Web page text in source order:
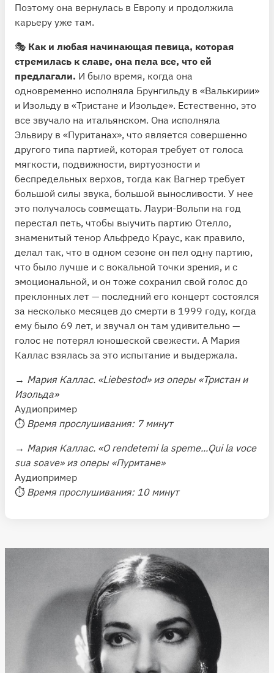
Поэтому она вернулась в Европу и продолжила
карьеру уже там.
🎭 Как и любая начинающая певица, которая
стремилась к славе, она пела все, что ей
предлагали. И было время, когда она
одновременно исполняла Брунгильду в «Валькирии»
и Изольду в «Тристане и Изольде». Естественно, это
все звучало на итальянском. Она исполняла
Эльвиру в «Пуританах», что является совершенно
другого типа партией, которая требует от голоса
мягкости, подвижности, виртуозности и
беспредельных верхов, тогда как Вагнер требует
большой силы звука, большой выносливости. У нее
это получалось совмещать. Лаури-Вольпи на год
перестал петь, чтобы выучить партию Отелло,
знаменитый тенор Альфредо Краус, как правило,
делал так, что в одном сезоне он пел одну партию,
что было лучше и с вокальной точки зрения, и с
эмоциональной, и он тоже сохранил свой голос до
преклонных лет — последний его концерт состоялся
за несколько месяцев до смерти в 1999 году, когда
ему было 69 лет, и звучал он там удивительно —
голос не потерял юношеской свежести. А Мария
Каллас взялась за это испытание и выдержала.
→ Мария Каллас. «Liebestod» из оперы «Тристан и
Изольда»
Аудиопример
⏱ Время прослушивания: 7 минут
→ Мария Каллас. «O rendetemi la speme...Qui la voce
sua soave» из оперы «Пуритане»
Аудиопример
⏱ Время прослушивания: 10 минут